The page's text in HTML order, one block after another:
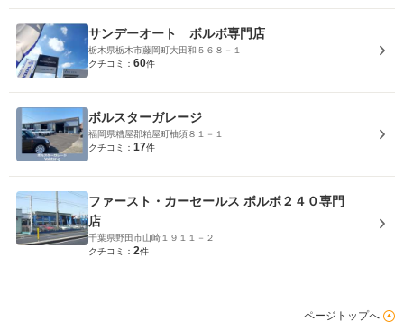
サンデーオート ボルボ専門店
栃木県栃木市藤岡町大田和５６８－１
クチコミ： 60件
ボルスターガレージ
福岡県糟屋郡粕屋町柚須８１－１
クチコミ： 17件
ファースト・カーセールス ボルボ２４０専門
店
千葉県野田市山崎１９１１－２
クチコミ： 2件
ページトップへ